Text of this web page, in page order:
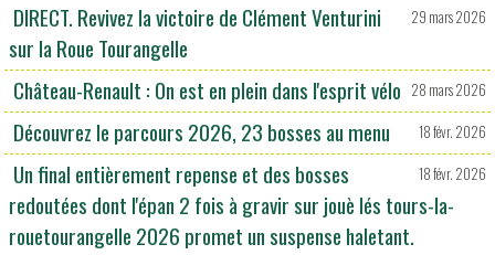
29 mars 2026
DIRECT. Revivez la victoire de Clément Venturini
sur la Roue Tourangelle
28 mars 2026
Château-Renault : On est en plein dans l'esprit vélo
18 févr. 2026
Découvrez le parcours 2026, 23 bosses au menu
18 févr. 2026
Un final entièrement repense et des bosses
redoutées dont l'épan 2 fois à gravir sur jouè lés tours-la-
rouetourangelle 2026 promet un suspense haletant.